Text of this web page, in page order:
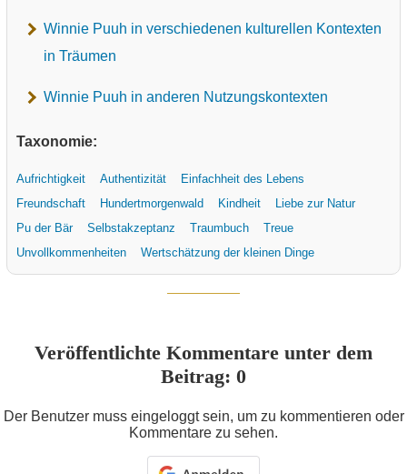
Winnie Puuh in verschiedenen kulturellen Kontexten
in Träumen
Winnie Puuh in anderen Nutzungskontexten
Taxonomie:
Aufrichtigkeit Authentizität
Einfachheit des Lebens
Freundschaft
Hundertmorgenwald Kindheit
Liebe zur Natur
Pu der Bär
Selbstakzeptanz Traumbuch
Treue
Unvollkommenheiten
Wertschätzung der kleinen Dinge
Veröffentlichte Kommentare unter dem
Beitrag: 0
Der Benutzer muss eingeloggt sein, um zu kommentieren oder
Kommentare zu sehen.